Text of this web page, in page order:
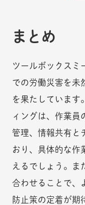
まとめ
ツールボックスミ
での労働災害を未
を果たしています
ィングは、作業員
管理、情報共有と
おり、具体的な作
えるでしょう。ま
合わせることで、
防止策の定着が期